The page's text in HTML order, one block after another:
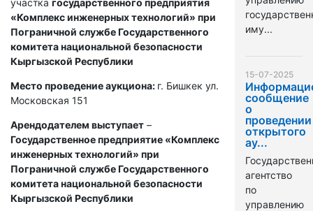
участка государственного предприятия
«Комплекс инженерных технологий» при
Пограничной службе Государственного
комитета национальной безопасности
Кыргызской Республики
Место проведение аукциона: г. Бишкек ул.
Московская 151
Арендодателем выступает –
Государственное предприятие «Комплекс
инженерных технологий» при
Пограничной службе Государственного
комитета национальной безопасности
Кыргызской Республики
иму...
15-07-2025
сообщение
о
проведении
открытого
ау...
агентство
по
управлению